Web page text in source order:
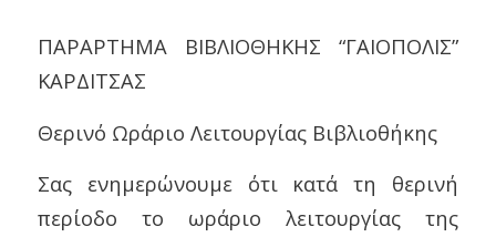
ΠΑΡΑΡΤΗΜΑ ΒΙΒΛΙΟΘΗΚΗΣ “ΓΑΙΟΠΟΛΙΣ”
ΚΑΡΔΙΤΣΑΣ
Θερινό Ωράριο Λειτουργίας Βιβλιοθήκης
Σας ενημερώνουμε ότι κατά τη θερινή
περίοδο το ωράριο λειτουργίας της